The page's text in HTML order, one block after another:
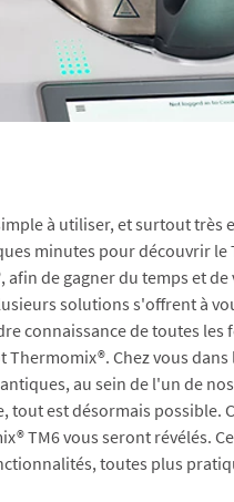
à utiliser, et surtout très
minutes pour découvrir le
afin de gagner du temps et de
solutions s'offrent à
connaissance de toutes les
Chez vous
au sein de l'un de
tout est désormais possible.
TM6 vous seront révélés.
toutes plus